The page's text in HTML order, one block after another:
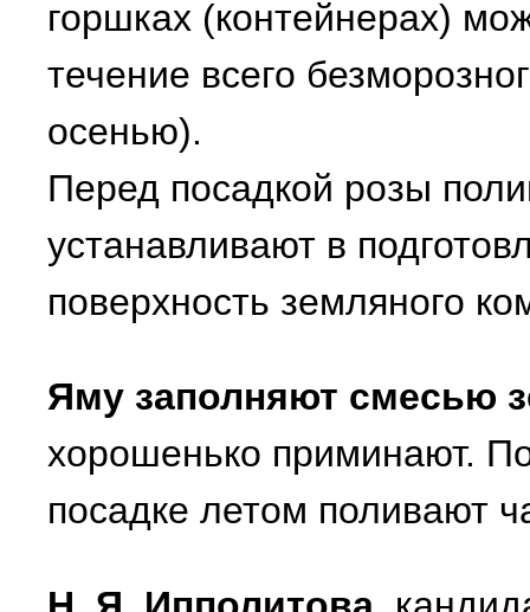
горшках (контейнерах)
течение всего
осенью).
Перед посадкой розы
устанавливают в
поверхность земляного
Яму заполняют смесью
хорошенько приминают.
посадке летом поливают